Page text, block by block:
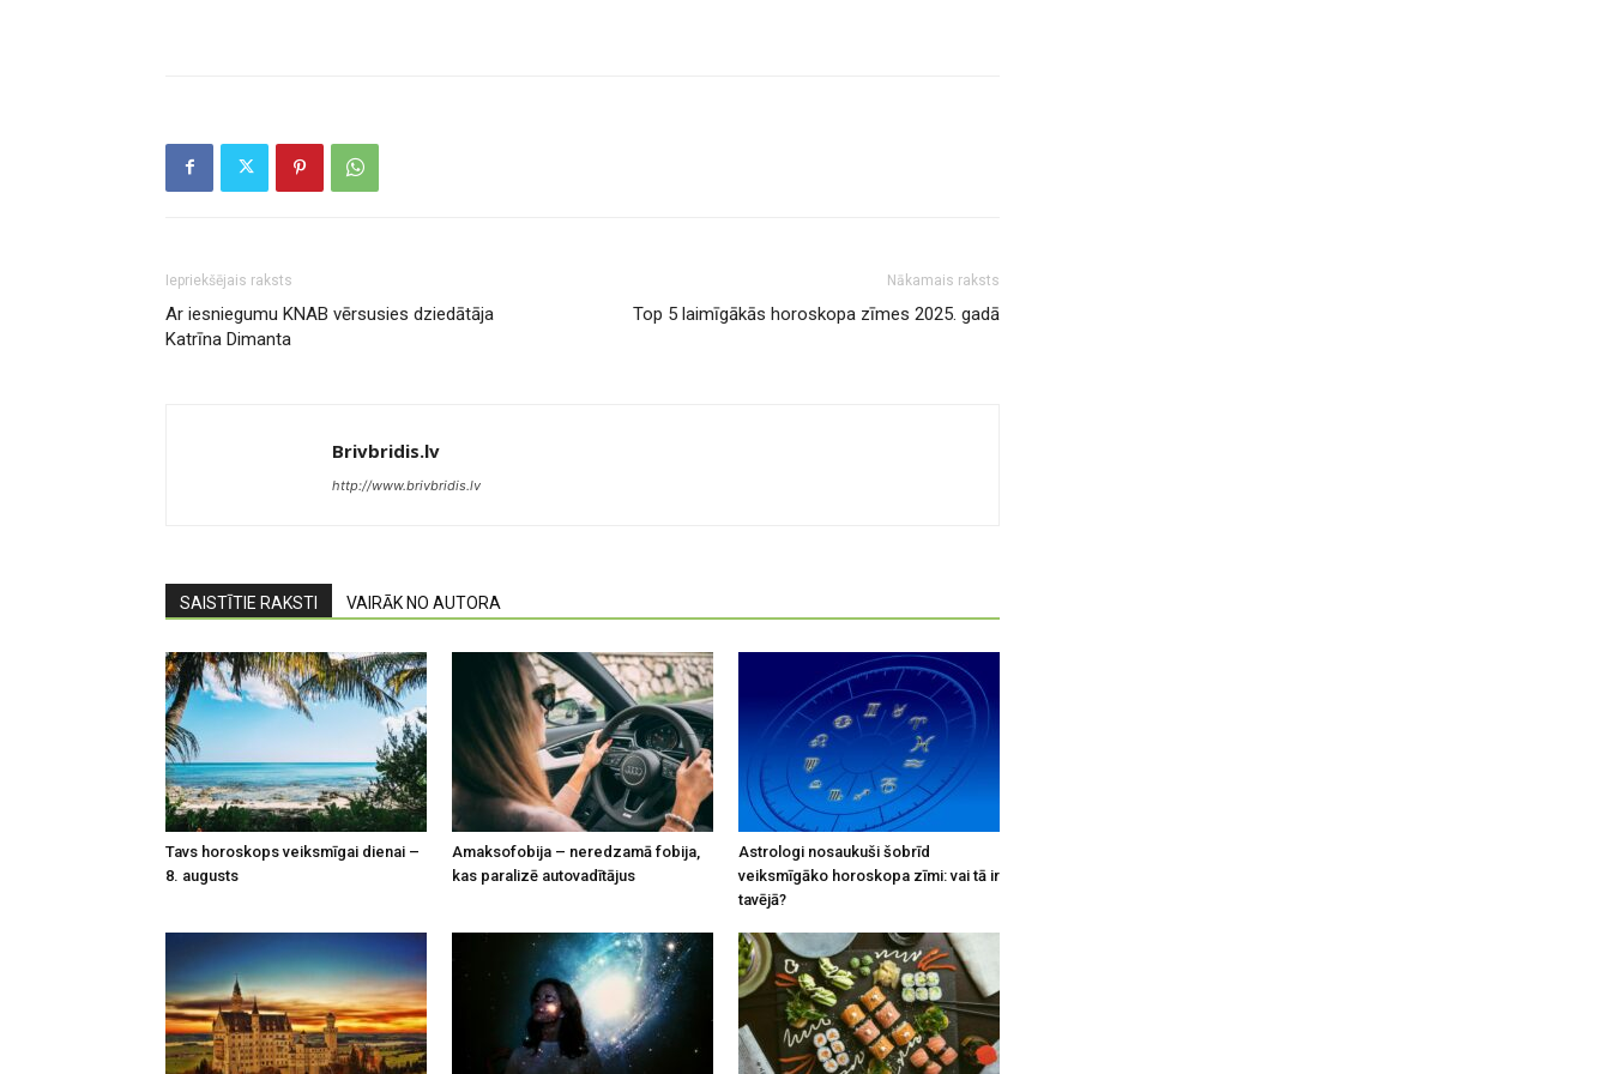
Iepriekšējais raksts
Ar iesniegumu KNAB vērsusies dziedātāja
Katrīna Dimanta
Nākamais raksts
Top 5 laimīgākās horoskopa zīmes 2025. gadā
Brivbridis.lv
http://www.brivbridis.lv
SAISTĪTIE RAKSTI VAIRĀK NO AUTORA
Tavs horoskops veiksmīgai dienai –
8. augusts
Amaksofobija – neredzamā fobija,
kas paralizē autovadītājus
Astrologi nosaukuši šobrīd
veiksmīgāko horoskopa zīmi: vai tā ir
tavējā?